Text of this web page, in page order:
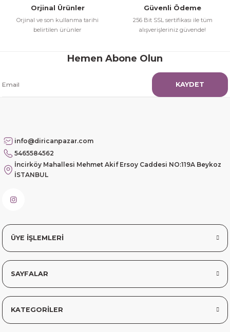
Orjinal Ürünler
Orjinal ve son kullanma tarihi
belirtilen ürünler
Güvenli Ödeme
256 Bit SSL sertifikası ile tüm
alışverişleriniz güvende!
Hemen Abone Olun
KAYDET
info@diricanpazar.com
5465584562
İncirköy Mahallesi Mehmet Akif Ersoy Caddesi NO:119A Beykoz
İSTANBUL
ÜYE İŞLEMLERİ
SAYFALAR
KATEGORİLER